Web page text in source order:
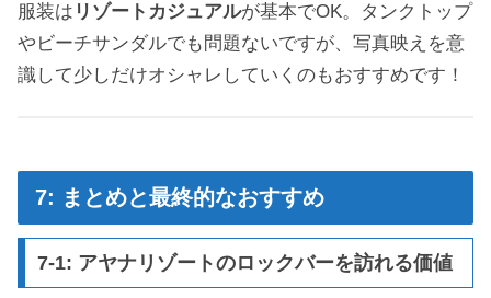
服装は リゾートカジュアルが基本でOK。タンクトップ
やビーチサンダルでも問題ないですが、写真映えを意
識して少しだけオシャレしていくのもおすすめです！
7: まとめと最終的なおすすめ
7-1: アヤナリゾートのロックバーを訪れる価値